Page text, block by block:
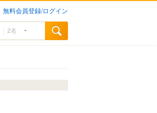
無料会員登録/ログイン